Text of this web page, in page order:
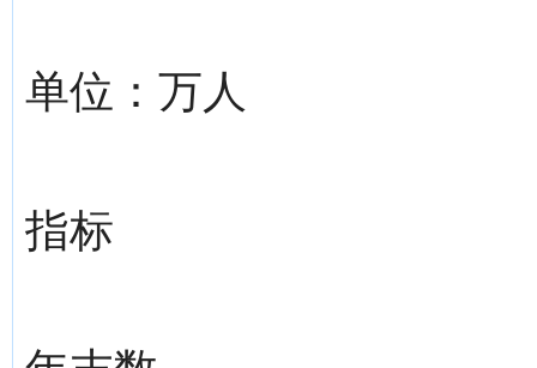
单位：万人
指标